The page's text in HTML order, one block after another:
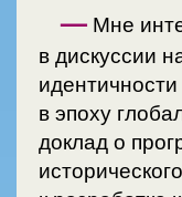
— Мне
в дискуссии
в эпоху
доклад о